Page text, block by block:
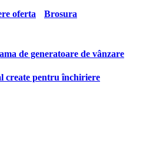
oferta Brosura
de generatoare de vânzare
create pentru închiriere